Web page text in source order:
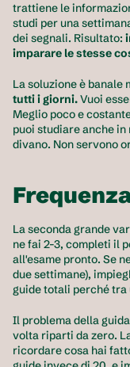
trattiene le
studi per una
dei segnali. Risultato:
imparare le stesse
La soluzione è banale
tutti i giorni. Vuoi
Meglio poco e
puoi studiare anche
divano. Non servono
La seconda grande
ne fai 2-3, completi il
all'esame pronto. Se
due settimane),
guide totali perché
Il problema della
volta riparti da zero.
ricordare cosa hai